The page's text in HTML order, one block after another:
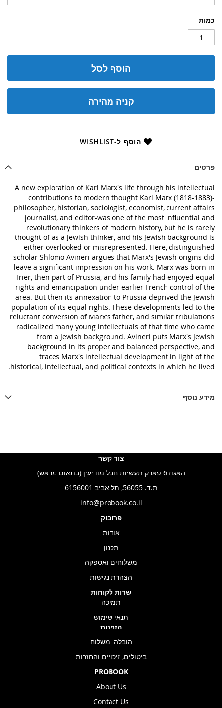
כמות
הוסף לסל
קניה מהירה
הוסף ל-WISHLIST
פרטים
A new exploration of Karl Marx's life through his intellectual
contributions to modern thought Karl Marx (1818-1883)-
philosopher, historian, sociologist, economist, current affairs
journalist, and editor-was one of the most influential and
revolutionary thinkers of modern history, but he is rarely
thought of as a Jewish thinker, and his Jewish background is
either overlooked or misrepresented. Here, distinguished
scholar Shlomo Avineri argues that Marx's Jewish origins did
leave a significant impression on his work. Marx was born in
Trier, then part of Prussia, and his family had enjoyed equal
rights and emancipation under earlier French control of the
area. But then its annexation to Prussia deprived the Jewish
population of its equal rights. These developments led to the
reluctant conversion of Marx's father, and similar tribulations
radicalized many young intellectuals of that time who came
from a Jewish background. Avineri puts Marx's Jewish
background in its proper and balanced perspective, and
traces Marx's intellectual development in light of the
historical, intellectual, and political contexts in which he lived.
מידע נוסף
צור קשר
האגוז 6 פארק תעשיות חבל מודיעין (בתאום מראש)
ת.ד. 56055, תל אביב 6156001
info@probook.co.il
פרובוק
אודות
תקנון
משלוחים ואספקה
הצהרת נגישות
שרות לקוחות
תמיכה
תנאי שימוש
הזמנות
הובלה ומשלוח
ביטולים, זיכויים והחזרות
PROBOOK
About Us
Contact Us